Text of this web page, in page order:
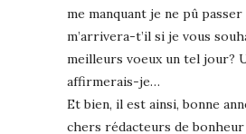
me manquant je ne pû passer
m’arrivera-t’il si je vous
meilleurs voeux un tel jour?
affirmerais-je…
Et bien, il est ainsi, bonne
chers rédacteurs de